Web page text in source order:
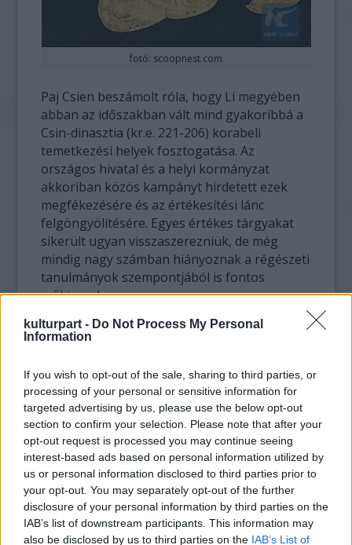
kulturpart - Do Not Process My Personal
Information
If you wish to opt-out of the sale, sharing to third parties, or
processing of your personal or sensitive information for
targeted advertising by us, please use the below opt-out
section to confirm your selection. Please note that after your
opt-out request is processed you may continue seeing
interest-based ads based on personal information utilized by
us or personal information disclosed to third parties prior to
your opt-out. You may separately opt-out of the further
disclosure of your personal information by third parties on the
IAB’s list of downstream participants. This information may
also be disclosed by us to third parties on the IAB’s List of
fotó: scoopnest.com
Paj Csien beszámolt róla, hogy Li megyében
abban az időszakban vált mind gyakoribbá a
Csin-dinasztia (kr.e. 221-206) korabeli
temetkezési helyek fosztogatása. Az
országos hivatal és a helyi kormányzat
akkoriban közös kampányt hirdetett ezek
megfékezésére és az értékesítési lánc
felgöngyölítésére. Egyes értékes tárgyakat
sikerült ugyan visszaszerezniük, de még
mindig nagy számban hiányoznak a régészeti
tanulmányok szempontjából is fontos
műkincsek.
A kínai hatóságok éveken át folytattak
nyomára bukkanjanak. A szálak végül két
francia magángyűjtőhöz vezettek, akik
később a nemzeti múzeumnak
adományozták ezeket. Mivel ezzel francia
állami vagyonná lettek és átadásukat törvény
tiltja, a kínai és francia partnerek más módot
találtak arra, hogy a kincsek végül
hivatalosan visszakerülhessenek Kanszuba.
Jelenleg egy időszaki kiállításon csodálhatják
meg őket látogatók.